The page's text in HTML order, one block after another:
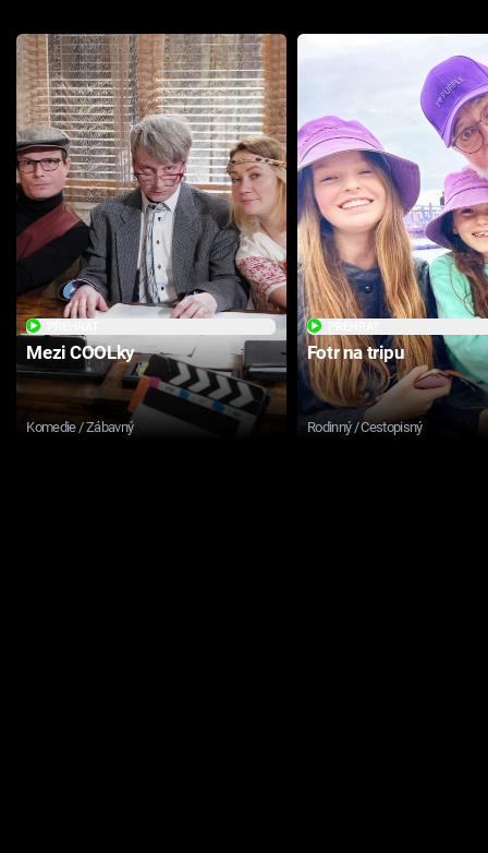
Mezi COOLky
Komedie / Zábavný
Fotr na tripu
Rodinný / Cestopisný